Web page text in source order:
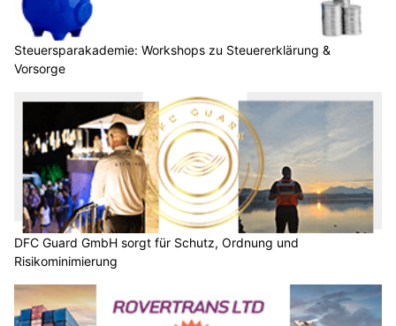
Steuersparakademie: Workshops zu Steuererklärung &
Vorsorge
DFC Guard GmbH sorgt für Schutz, Ordnung und
Risikominimierung